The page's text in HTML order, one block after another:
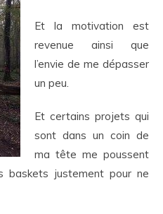
Et la motivation est
revenue ainsi que
l’envie de me dépasser
un peu.
Et certains projets qui
sont dans un coin de
ma tête me poussent
baskets justement pour ne